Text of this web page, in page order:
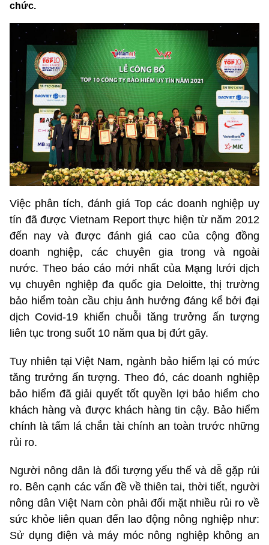
chức.
Việc phân tích, đánh giá Top các doanh nghiệp uy
tín đã được Vietnam Report thực hiện từ năm 2012
đến nay và được đánh giá cao của cộng đồng
doanh nghiệp, các chuyên gia trong và ngoài
nước. Theo báo cáo mới nhất của Mạng lưới dịch
vụ chuyên nghiệp đa quốc gia Deloitte, thị trường
bảo hiểm toàn cầu chịu ảnh hưởng đáng kể bởi đại
dịch Covid-19 khiến chuỗi tăng trưởng ấn tượng
liên tục trong suốt 10 năm qua bị đứt gãy.
Tuy nhiên tại Việt Nam, ngành bảo hiểm lại có mức
tăng trưởng ấn tượng. Theo đó, các doanh nghiệp
bảo hiểm đã giải quyết tốt quyền lợi bảo hiểm cho
khách hàng và được khách hàng tin cậy. Bảo hiểm
chính là tấm lá chắn tài chính an toàn trước những
rủi ro.
Người nông dân là đối tượng yếu thế và dễ gặp rủi
ro. Bên cạnh các vấn đề về thiên tai, thời tiết, người
nông dân Việt Nam còn phải đối mặt nhiều rủi ro về
sức khỏe liên quan đến lao động nông nghiệp như:
Sử dụng điện và máy móc nông nghiệp không an